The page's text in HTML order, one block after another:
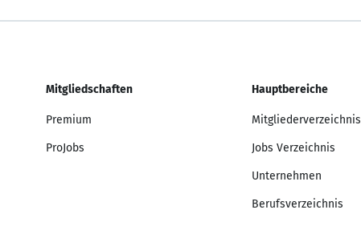
Mitgliedschaften
Premium
ProJobs
Hauptbereiche
Mitgliederverzeichnis
Jobs Verzeichnis
Unternehmen
Berufsverzeichnis